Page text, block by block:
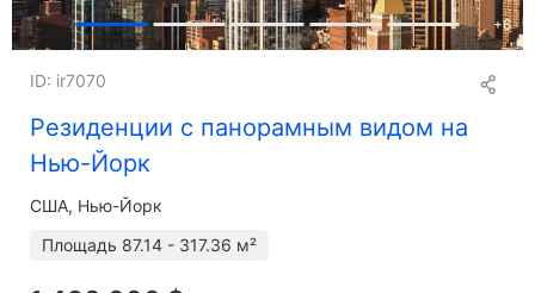
+6
Резиденции с панорамным видом на
Нью-Йорк
ID: ir7070
США, Нью-Йорк
Площадь 87.14 - 317.36 м²